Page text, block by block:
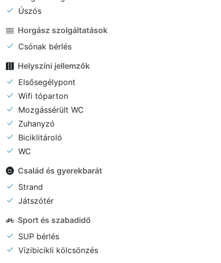
Úszós
Horgász szolgáltatások
Csónak bérlés
Helyszíni jellemzők
Elsősegélypont
Wifi tóparton
Mozgássérült WC
Zuhanyzó
Biciklitároló
WC
Család és gyerekbarát
Strand
Játszótér
Sport és szabadidő
SUP bérlés
Vízibicikli kölcsönzés